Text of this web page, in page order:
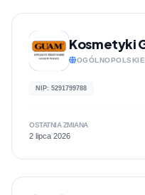
OGÓLNOPOLSKIE
NIP: 5291799788
OSTATNIA ZMIANA
2 lipca 2026